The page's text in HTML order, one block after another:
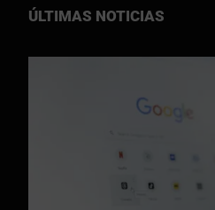
ÚLTIMAS NOTICIAS